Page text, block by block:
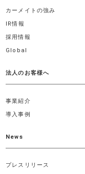
カーメイトの強み
IR情報
採用情報
Global
法人のお客様へ
事業紹介
導入事例
News
プレスリリース